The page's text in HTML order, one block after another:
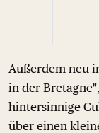
Außerdem neu
in der
hintersinnige
über einen